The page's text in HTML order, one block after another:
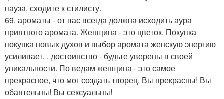
пауза, сходите к стилисту.
69. ароматы - от вас всегда должна исходить аура
приятного аромата. Женщина - это цветок. Покупка
покупка новых духов и выбор аромата женскую энергию
усиливает. . достоинство - будьте уверены в своей
уникальности. По ведам женщина - это самое
прекрасное, что мог создать творец. Вы прекрасны! Вы
обаятельны! Вы сексуальны!